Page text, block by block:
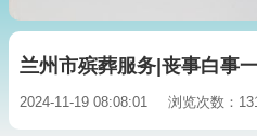
兰州市殡葬服务|丧事白事
2024-11-19 08:08:01 浏览次数：